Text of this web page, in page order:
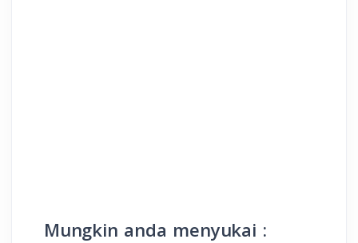
Mungkin anda menyukai :